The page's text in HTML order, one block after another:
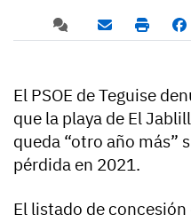
El PSOE de Teguise
que la playa de El
queda “otro año más”
pérdida en 2021.
El listado de